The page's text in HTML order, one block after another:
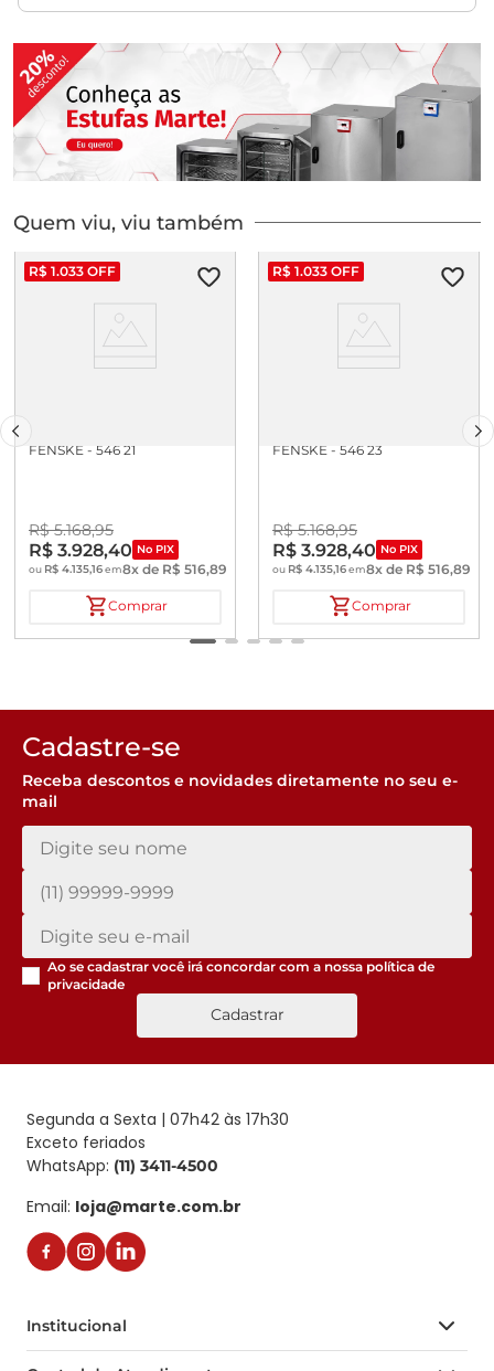
Quem viu, viu também
R$ 1.033 OFF
FENSKE - 546 21
R$ 5.168,95
R$ 3.928,40 No PIX
ou R$ 4.135,16em8x de R$ 516,89
Comprar
R$ 1.033 OFF
FENSKE - 546 23
R$ 5.168,95
R$ 3.928,40 No PIX
ou R$ 4.135,16em8x de R$ 516,89
Comprar
Cadastre-se
Receba descontos e novidades diretamente no seu e-
mail
Ao se cadastrar você irá concordar com a nossa política de
privacidade
Cadastrar
Segunda a Sexta | 07h42 às 17h30
Exceto feriados
WhatsApp: (11) 3411-4500
Email: loja@marte.com.br
Institucional